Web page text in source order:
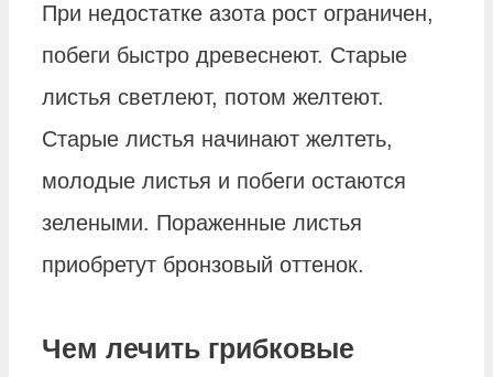
При недостатке азота рост ограничен,
побеги быстро древеснеют. Старые
листья светлеют, потом желтеют.
Старые листья начинают желтеть,
молодые листья и побеги остаются
зелеными. Пораженные листья
приобретут бронзовый оттенок.
Чем лечить грибковые